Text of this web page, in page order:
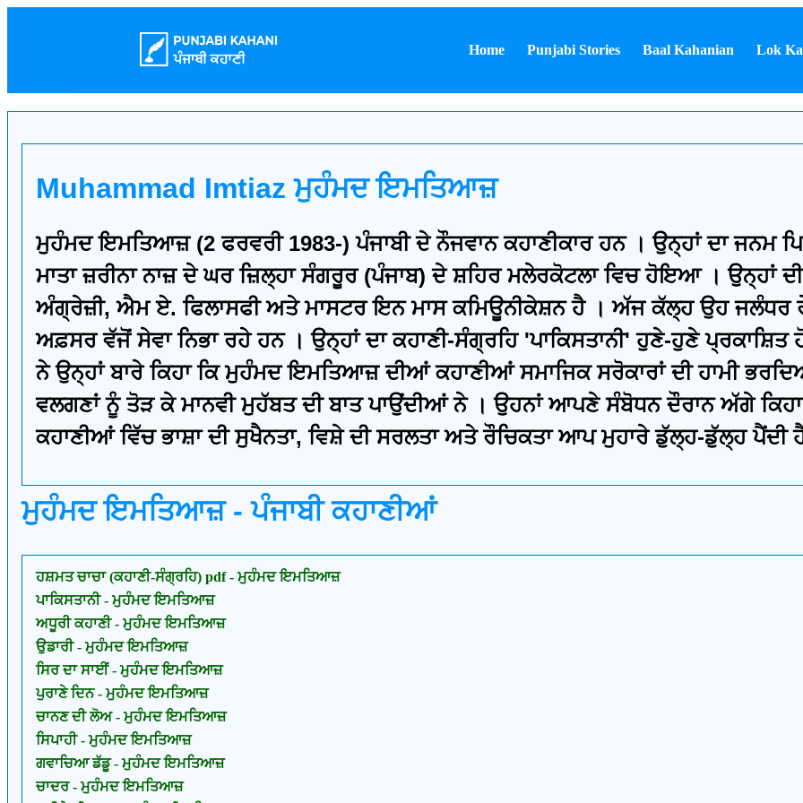
Home Punjabi Stories Baal Kahanian Lok
Muhammad Imtiaz ਮੁਹੰਮਦ ਇਮਤਿਆਜ਼
ਮੁਹੰਮਦ ਇਮਤਿਆਜ਼ (2 ਫਰਵਰੀ 1983-) ਪੰਜਾਬੀ ਦੇ ਨੌਜਵਾਨ ਕਹਾਣੀਕਾਰ ਹਨ । ਉਨ੍ਹਾਂ ਦਾ ਜਨਮ
ਮਾਤਾ ਜ਼ਰੀਨਾ ਨਾਜ਼ ਦੇ ਘਰ ਜ਼ਿਲ੍ਹਾ ਸੰਗਰੂਰ (ਪੰਜਾਬ) ਦੇ ਸ਼ਹਿਰ ਮਲੇਰਕੋਟਲਾ ਵਿਚ ਹੋਇਆ । ਉਨ੍ਹਾਂ
ਅੰਗ੍ਰੇਜ਼ੀ, ਐਮ ਏ. ਫਿਲਾਸਫੀ ਅਤੇ ਮਾਸਟਰ ਇਨ ਮਾਸ ਕਮਿਊਨੀਕੇਸ਼ਨ ਹੈ । ਅੱਜ ਕੱਲ੍ਹ ਉਹ ਜਲੰਧਰ
ਅਫ਼ਸਰ ਵੱਜੋਂ ਸੇਵਾ ਨਿਭਾ ਰਹੇ ਹਨ । ਉਨ੍ਹਾਂ ਦਾ ਕਹਾਣੀ-ਸੰਗ੍ਰਹਿ 'ਪਾਕਿਸਤਾਨੀ' ਹੁਣੇ-ਹੁਣੇ
ਨੇ ਉਨ੍ਹਾਂ ਬਾਰੇ ਕਿਹਾ ਕਿ ਮੁਹੰਮਦ ਇਮਤਿਆਜ਼ ਦੀਆਂ ਕਹਾਣੀਆਂ ਸਮਾਜਿਕ ਸਰੋਕਾਰਾਂ ਦੀ ਹਾਮੀ
ਵਲਗਣਾਂ ਨੂੰ ਤੋੜ ਕੇ ਮਾਨਵੀ ਮੁਹੱਬਤ ਦੀ ਬਾਤ ਪਾਉਂਦੀਆਂ ਨੇ । ਉਹਨਾਂ ਆਪਣੇ ਸੰਬੋਧਨ ਦੌਰਾਨ ਅੱਗੇ
ਕਹਾਣੀਆਂ ਵਿੱਚ ਭਾਸ਼ਾ ਦੀ ਸੁਖੈਨਤਾ, ਵਿਸ਼ੇ ਦੀ ਸਰਲਤਾ ਅਤੇ ਰੌਚਿਕਤਾ ਆਪ ਮੁਹਾਰੇ ਡੁੱਲ੍ਹ-ਡੁੱਲ੍ਹ ਪੈਂਦੀ
ਮੁਹੰਮਦ ਇਮਤਿਆਜ਼ - ਪੰਜਾਬੀ ਕਹਾਣੀਆਂ
ਹਸ਼ਮਤ ਚਾਚਾ (ਕਹਾਣੀ-ਸੰਗ੍ਰਹਿ) pdf - ਮੁਹੰਮਦ ਇਮਤਿਆਜ਼
ਪਾਕਿਸਤਾਨੀ - ਮੁਹੰਮਦ ਇਮਤਿਆਜ਼
ਅਧੂਰੀ ਕਹਾਣੀ - ਮੁਹੰਮਦ ਇਮਤਿਆਜ਼
ਉਡਾਰੀ - ਮੁਹੰਮਦ ਇਮਤਿਆਜ਼
ਸਿਰ ਦਾ ਸਾਈਂ - ਮੁਹੰਮਦ ਇਮਤਿਆਜ਼
ਪੁਰਾਣੇ ਦਿਨ - ਮੁਹੰਮਦ ਇਮਤਿਆਜ਼
ਚਾਨਣ ਦੀ ਲੋਅ - ਮੁਹੰਮਦ ਇਮਤਿਆਜ਼
ਸਿਪਾਹੀ - ਮੁਹੰਮਦ ਇਮਤਿਆਜ਼
ਗਵਾਚਿਆ ਡੱਡੂ - ਮੁਹੰਮਦ ਇਮਤਿਆਜ਼
ਚਾਦਰ - ਮੁਹੰਮਦ ਇਮਤਿਆਜ਼